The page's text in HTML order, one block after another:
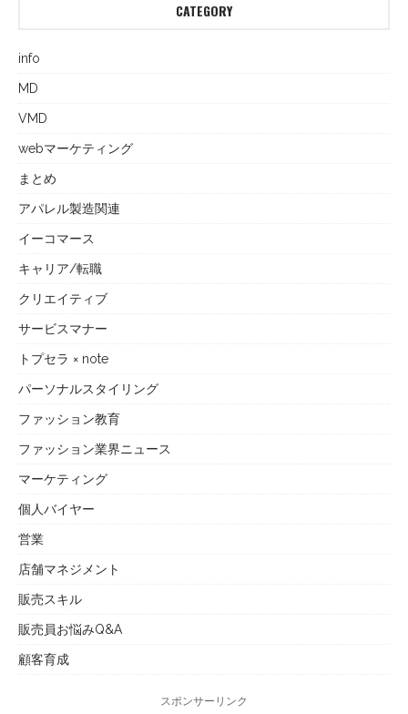
CATEGORY
info
MD
VMD
webマーケティング
まとめ
アパレル製造関連
イーコマース
キャリア/転職
クリエイティブ
サービスマナー
トプセラ × note
パーソナルスタイリング
ファッション教育
ファッション業界ニュース
マーケティング
個人バイヤー
営業
店舗マネジメント
販売スキル
販売員お悩みQ&A
顧客育成
スポンサーリンク